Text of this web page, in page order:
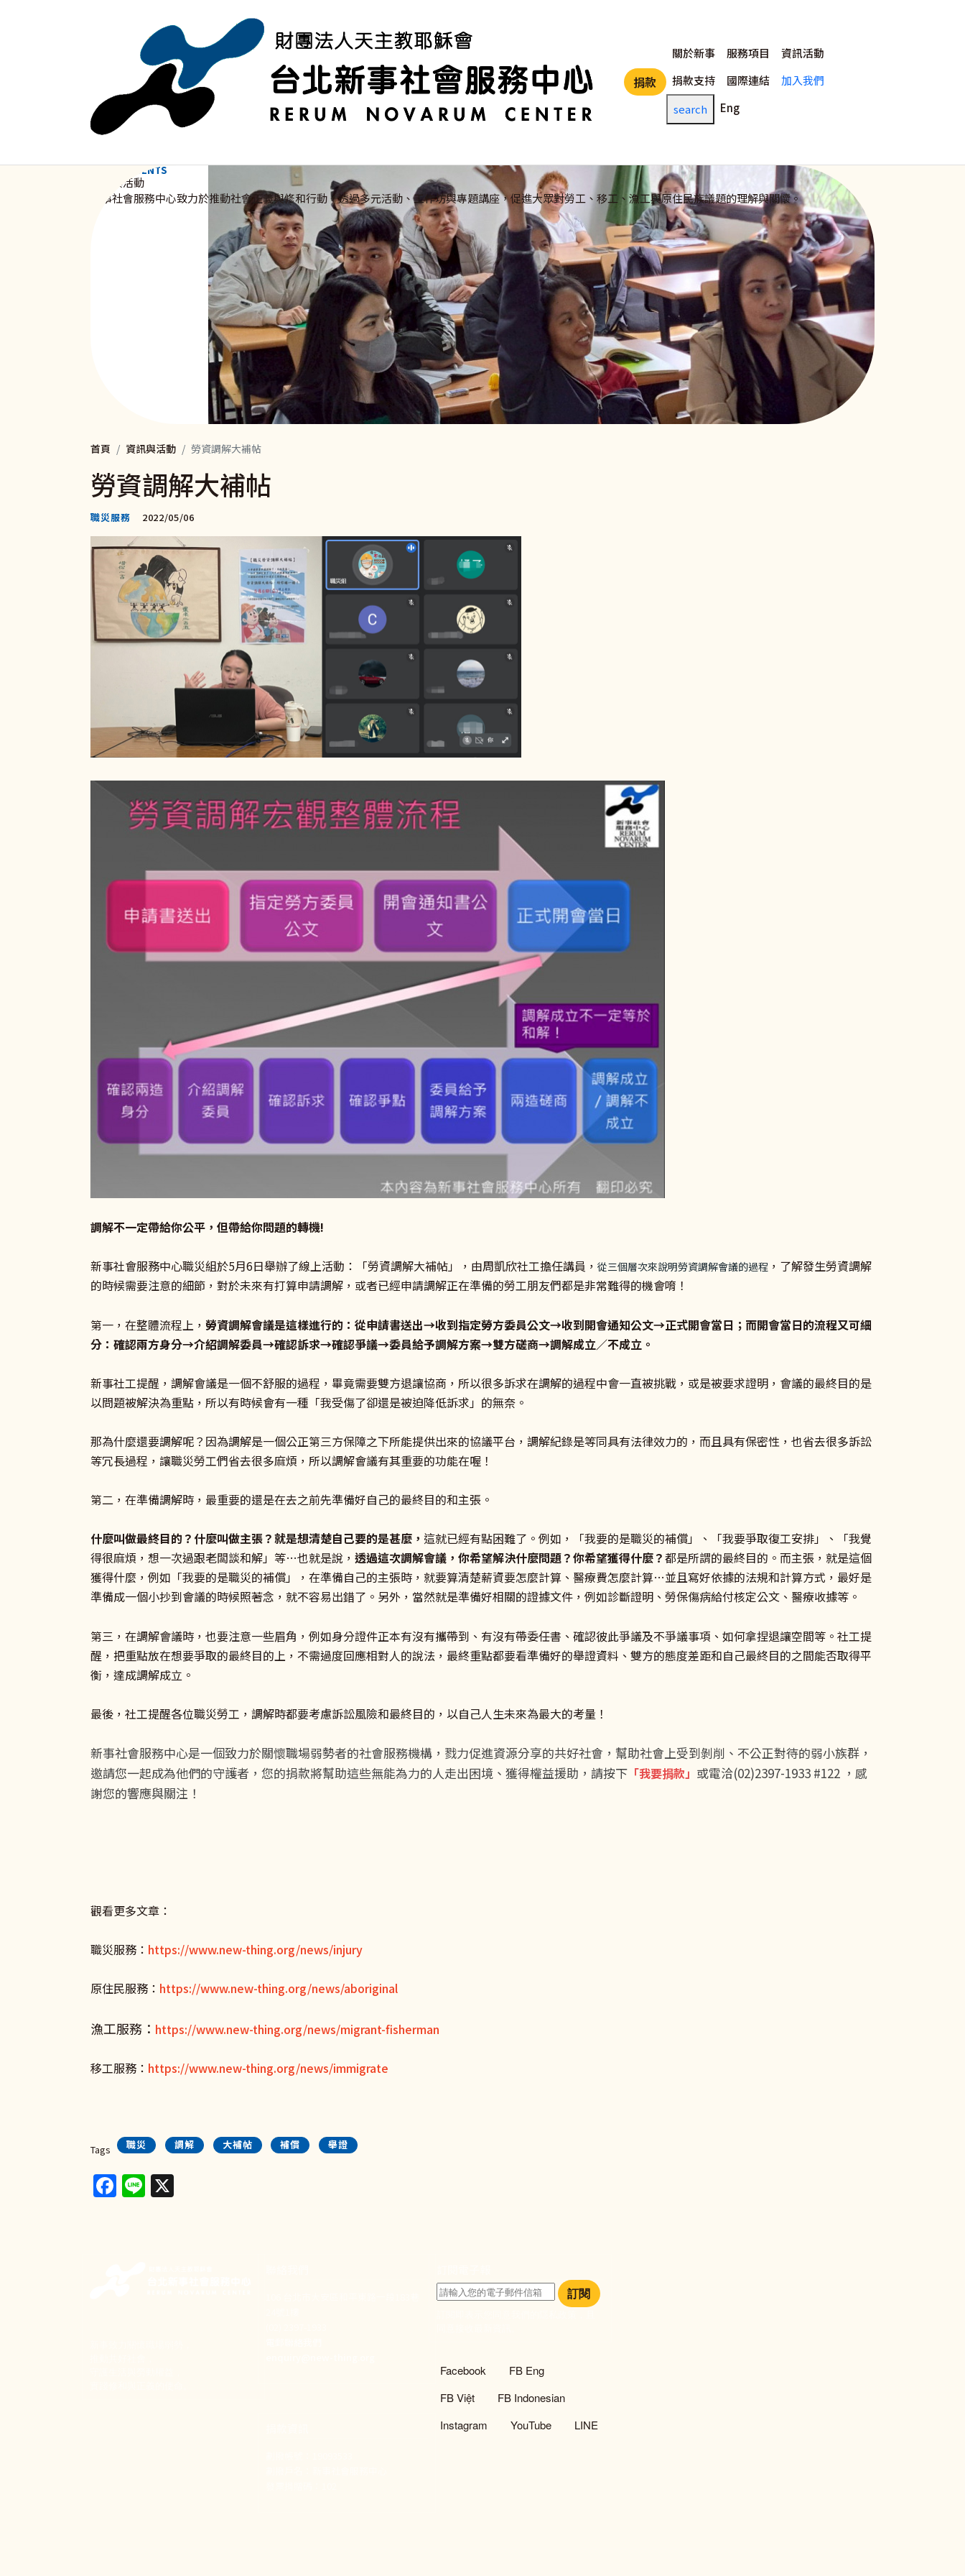
捐款
主選單
關於新事 服務項目
資訊活動
捐款支持
國際連結
加入我們
search
Eng
NEWS & EVENTS
資訊與活動
新事社會服務中心致力於推動社會正義與修和行動，透過多元活動、工作坊與專題講座，促進大眾對勞工、移工、漁工與原住民族議題的理解與關懷。
首頁 資訊與活動 勞資調解大補帖
勞資調解大補帖
職災服務 2022/05/06
調解不一定帶給你公平，但帶給你問題的轉機!
新事社會服務中心職災組於5月6日舉辦了線上活動：「勞資調解大補帖」，由周凱欣社工擔任講員， 從三個層次來說明勞資調解會議的過程 ，了解發生勞資調解
的時候需要注意的細節，對於未來有打算申請調解，或者已經申請調解正在準備的勞工朋友們都是非常難得的機會唷！
第一，在整體流程上， 勞資調解會議是這樣進行的：從申請書送出→收到指定勞方委員公文→收到開會通知公文→正式開會當日；而開會當日的流程又可細
分：確認兩方身分→介紹調解委員→確認訴求→確認爭議→委員給予調解方案→雙方磋商→調解成立／不成立。
新事社工提醒，調解會議是一個不舒服的過程，畢竟需要雙方退讓協商，所以很多訴求在調解的過程中會一直被挑戰，或是被要求證明，會議的最終目的是
以問題被解決為重點，所以有時候會有一種「我受傷了卻還是被迫降低訴求」的無奈。
那為什麼還要調解呢？因為調解是一個公正第三方保障之下所能提供出來的協議平台，調解紀錄是等同具有法律效力的，而且具有保密性，也省去很多訴訟
等冗長過程，讓職災勞工們省去很多麻煩，所以調解會議有其重要的功能在喔！
第二，在準備調解時，最重要的還是在去之前先準備好自己的最終目的和主張。
什麼叫做最終目的？什麼叫做主張？就是想清楚自己要的是甚麼， 這就已經有點困難了。例如，「我要的是職災的補償」、「我要爭取復工安排」、「我覺
得很麻煩，想一次過跟老闆談和解」等…也就是說， 透過這次調解會議，你希望解決什麼問題？你希望獲得什麼？都是所謂的最終目的。而主張，就是這個
獲得什麼，例如「我要的是職災的補償」，在準備自己的主張時，就要算清楚薪資要怎麼計算、醫療費怎麼計算…並且寫好依據的法規和計算方式，最好是
準備成一個小抄到會議的時候照著念，就不容易出錯了。另外，當然就是準備好相關的證據文件，例如診斷證明、勞保傷病給付核定公文、醫療收據等。
第三，在調解會議時，也要注意一些眉角，例如身分證件正本有沒有攜帶到、有沒有帶委任書、確認彼此爭議及不爭議事項、如何拿捏退讓空間等。社工提
醒，把重點放在想要爭取的最終目的上，不需過度回應相對人的說法，最終重點都要看準備好的舉證資料、雙方的態度差距和自己最終目的之間能否取得平
衡，達成調解成立。
最後，社工提醒各位職災勞工，調解時都要考慮訴訟風險和最終目的，以自己人生未來為最大的考量！
新事社會服務中心是一個致力於關懷職場弱勢者的社會服務機構，戮力促進資源分享的共好社會，幫助社會上受到剝削、不公正對待的弱小族群，
邀請您一起成為他們的守護者，您的捐款將幫助這些無能為力的人走出困境、獲得權益援助，請按下 「我要捐款」 或電洽(02)2397-1933 #122 ，感
謝您的響應與關注！
觀看更多文章：
職災服務： https://www.new-thing.org/news/injury
原住民服務： https://www.new-thing.org/news/aboriginal
漁工服務： https://www.new-thing.org/news/migrant-fisherman
移工服務： https://www.new-thing.org/news/immigrate
Tags 職災 調解 大補帖 補償 舉證
Facebook
Line
訂閱
社群選單
Facebook
FB Eng
FB Việt
FB Indonesian
Instagram
YouTube LINE